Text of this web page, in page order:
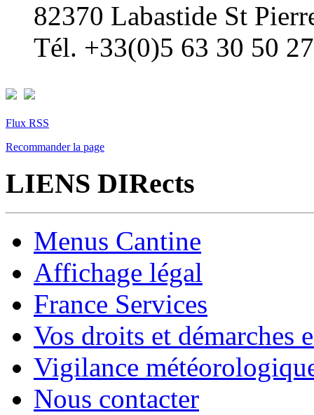
82370 Labastide St
Tél. +33(0)5 63 30 50 27
Flux RSS
Recommander la page
LIENS DIRects
Menus Cantine
Affichage légal
France Services
Vos droits et démarches
Vigilance
Nous contacter